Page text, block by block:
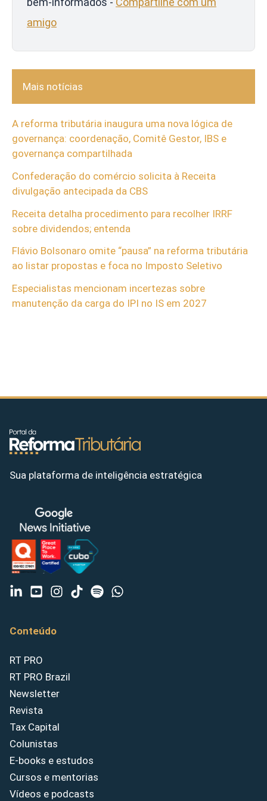
amigo
Mais notícias
A reforma tributária inaugura uma nova lógica de
governança: coordenação, Comitê Gestor, IBS e
governança compartilhada
Confederação do comércio solicita à Receita
divulgação antecipada da CBS
Receita detalha procedimento para recolher IRRF
sobre dividendos; entenda
Flávio Bolsonaro omite “pausa” na reforma tributária
ao listar propostas e foca no Imposto Seletivo
Especialistas mencionam incertezas sobre
manutenção da carga do IPI no IS em 2027
Sua plataforma de inteligência estratégica
Conteúdo
RT PRO
RT PRO Brazil
Newsletter
Revista
Tax Capital
Colunistas
E-books e estudos
Cursos e mentorias
Vídeos e podcasts